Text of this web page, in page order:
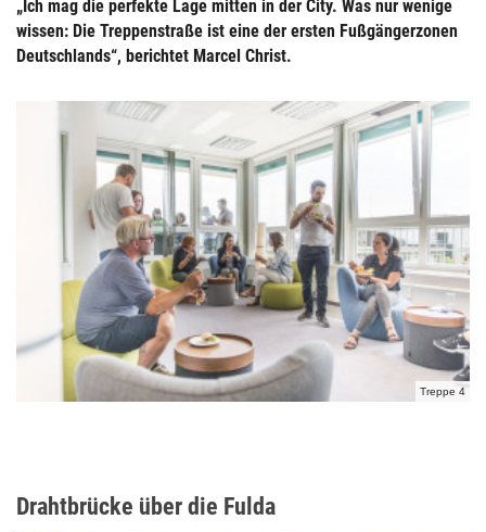
„Ich mag die perfekte Lage mitten in der City. Was nur wenige
wissen: Die Treppenstraße ist eine der ersten Fußgängerzonen
Deutschlands“, berichtet Marcel Christ.
Treppe 4
Drahtbrücke über die Fulda